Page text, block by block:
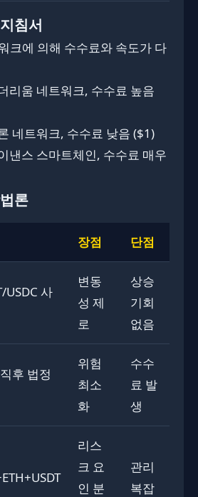
침서
크에 의해 수수료와 속도가 다
리움 네트워크, 수수료 높음
네트워크, 수수료 낮음 ($1)
낸스 스마트체인, 수수료 매우
론
장점 단점
USDC 사
변동
성 제
로
상승
기회
없음
후 법정
위험
최소
화
수수
료 발
생
리스
크 요
인 분
관리
복잡